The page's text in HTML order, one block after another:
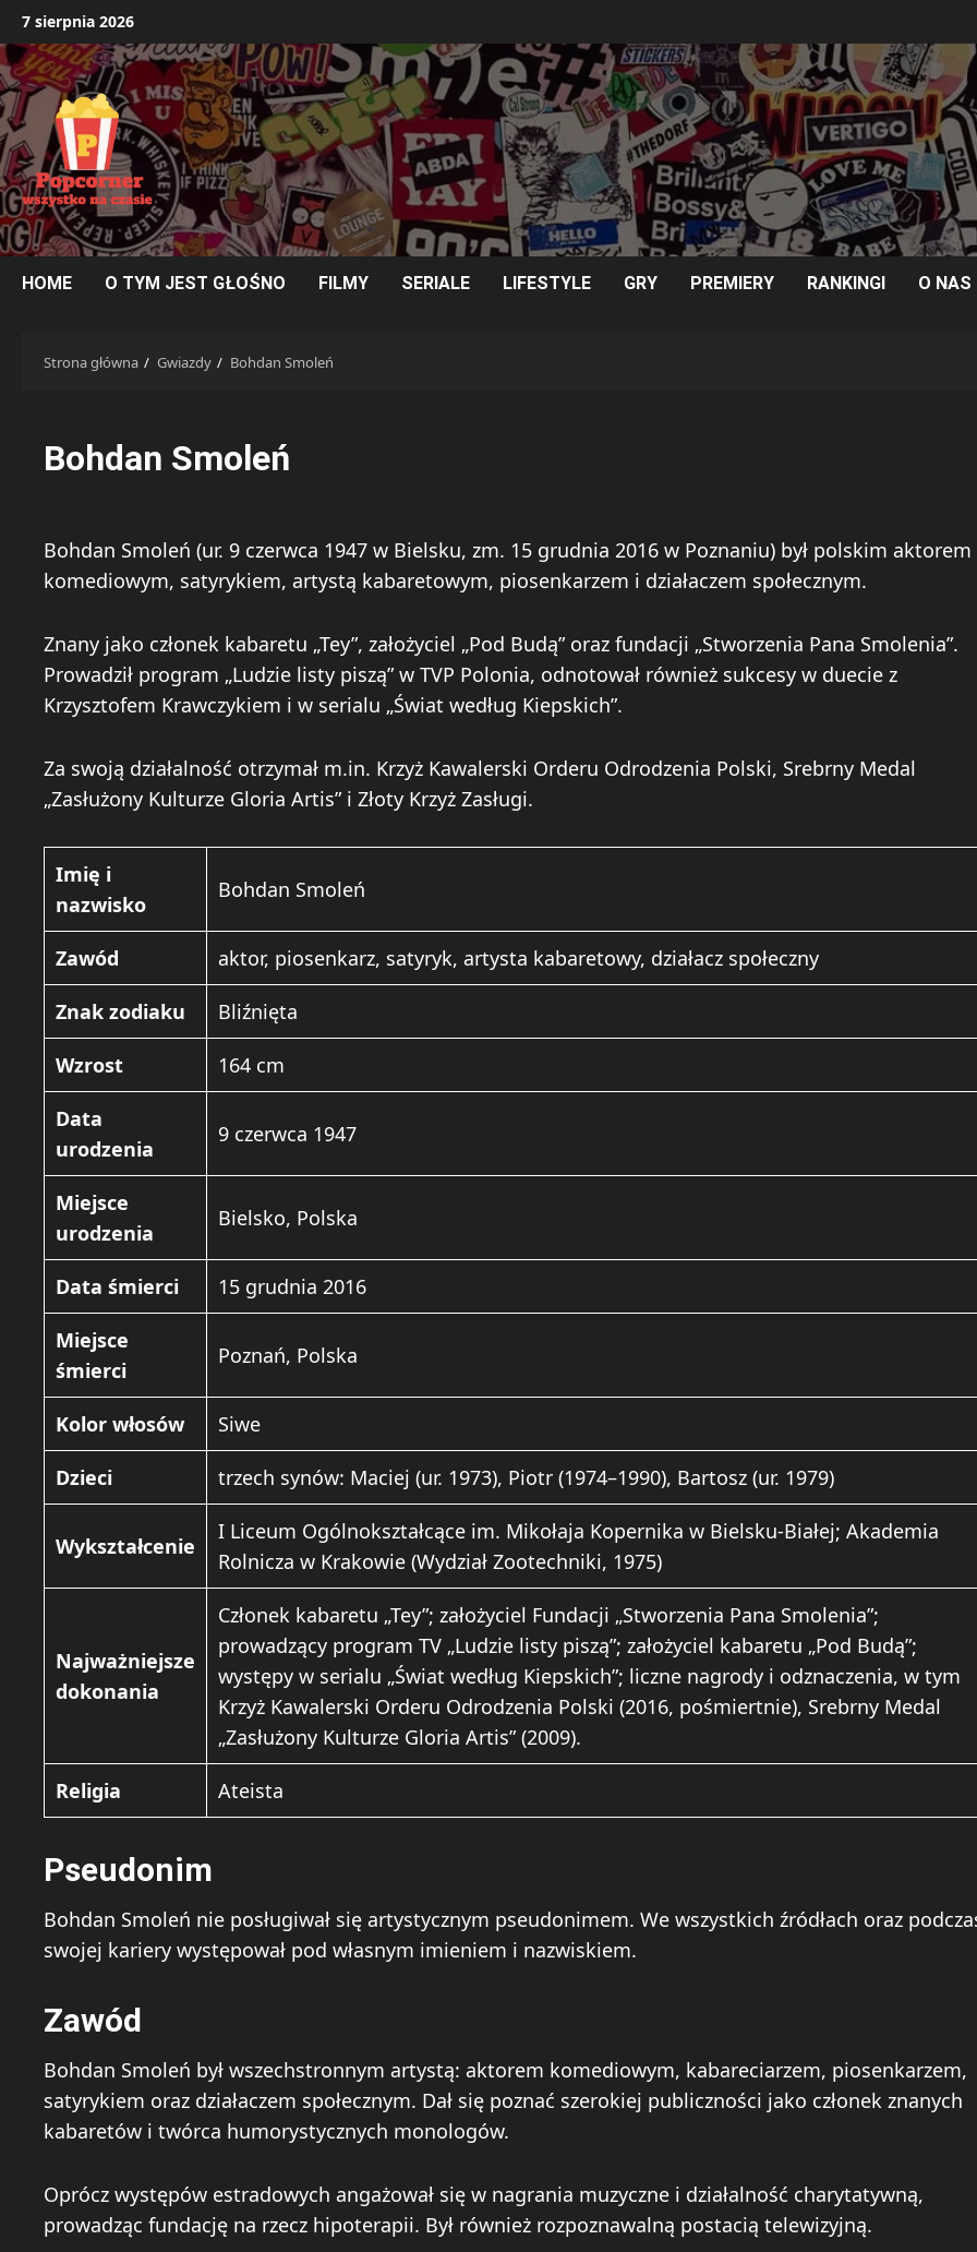
Przejdź
do
treści
7 sierpnia 2026
HOME O TYM JEST GŁOŚNO FILMY SERIALE LIFESTYLE GRY PREMIERY RANKINGI O NAS
Strona główna Gwiazdy Bohdan Smoleń
Bohdan Smoleń
Bohdan Smoleń (ur. 9 czerwca 1947 w Bielsku, zm. 15 grudnia 2016 w Poznaniu) był polskim aktorem
komediowym, satyrykiem, artystą kabaretowym, piosenkarzem i działaczem społecznym.
Znany jako członek kabaretu „Tey”, założyciel „Pod Budą” oraz fundacji „Stworzenia Pana Smolenia”.
Prowadził program „Ludzie listy piszą” w TVP Polonia, odnotował również sukcesy w duecie z
Krzysztofem Krawczykiem i w serialu „Świat według Kiepskich”.
Za swoją działalność otrzymał m.in. Krzyż Kawalerski Orderu Odrodzenia Polski, Srebrny Medal
„Zasłużony Kulturze Gloria Artis” i Złoty Krzyż Zasługi.
Imię i
nazwisko
Bohdan Smoleń
Zawód aktor, piosenkarz, satyryk, artysta kabaretowy, działacz społeczny
Znak zodiaku Bliźnięta
Wzrost 164 cm
Data
urodzenia
9 czerwca 1947
Miejsce
urodzenia
Bielsko, Polska
Data śmierci 15 grudnia 2016
Miejsce
śmierci
Poznań, Polska
Kolor włosów Siwe
Dzieci trzech synów: Maciej (ur. 1973), Piotr (1974–1990), Bartosz (ur. 1979)
Wykształcenie
I Liceum Ogólnokształcące im. Mikołaja Kopernika w Bielsku-Białej; Akademia
Rolnicza w Krakowie (Wydział Zootechniki, 1975)
Najważniejsze
dokonania
Członek kabaretu „Tey”; założyciel Fundacji „Stworzenia Pana Smolenia”;
prowadzący program TV „Ludzie listy piszą”; założyciel kabaretu „Pod Budą”;
występy w serialu „Świat według Kiepskich”; liczne nagrody i odznaczenia, w tym
Krzyż Kawalerski Orderu Odrodzenia Polski (2016, pośmiertnie), Srebrny Medal
„Zasłużony Kulturze Gloria Artis” (2009).
Religia Ateista
Pseudonim
Bohdan Smoleń nie posługiwał się artystycznym pseudonimem. We wszystkich źródłach oraz
swojej kariery występował pod własnym imieniem i nazwiskiem.
Zawód
Bohdan Smoleń był wszechstronnym artystą: aktorem komediowym, kabareciarzem, piosenkarzem,
satyrykiem oraz działaczem społecznym. Dał się poznać szerokiej publiczności jako członek znanych
kabaretów i twórca humorystycznych monologów.
Oprócz występów estradowych angażował się w nagrania muzyczne i działalność charytatywną,
prowadząc fundację na rzecz hipoterapii. Był również rozpoznawalną postacią telewizyjną.